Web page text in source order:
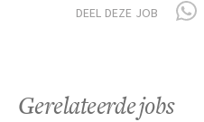
DEEL DEZE JOB
Gerelateerde jobs